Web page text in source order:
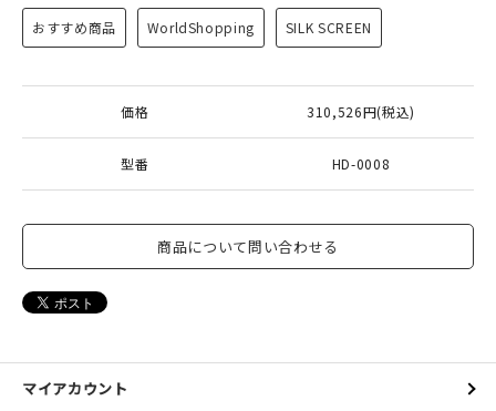
おすすめ商品 WorldShopping SILK SCREEN
価格 310,526円(税込)
型番 HD-0008
商品について問い合わせる
マイアカウント